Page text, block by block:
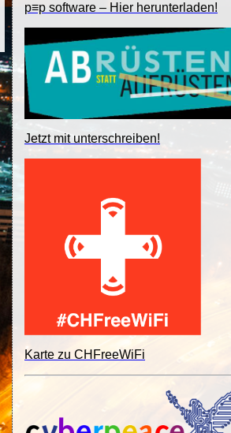
p≡p software – Hier herunterladen!
Jetzt mit unterschreiben!
Karte zu CHFreeWiFi